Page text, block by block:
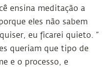
ensina meditação a
eles não sabem
eu ficarei quieto. ”
queriam que tipo de
e o processo, e